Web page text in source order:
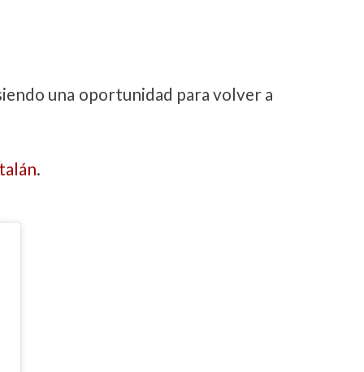
una oportunidad para volver a
.